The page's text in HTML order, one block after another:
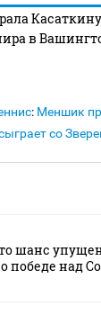
в
: Меншик
со
шанс
победе над